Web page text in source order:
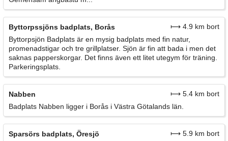
Byttorpssjöns badplats, Borås
⟼ 4.9 km bort
Byttorpsjön Badplats är en mysig badplats med fin natur,
promenadstigar och tre grillplatser. Sjön är fin att bada i men det
saknas papperskorgar. Det finns även ett litet utegym för träning.
Parkeringsplats.
Nabben
⟼ 5.4 km bort
Badplats Nabben ligger i Borås i Västra Götalands län.
Sparsörs badplats, Öresjö
⟼ 5.9 km bort